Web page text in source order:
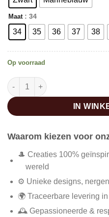
Maat : 34
34 35 36 37 38
Op voorraad
Steampunk laarzen met kant
IN
Waarom kiezen voor
🎩 Creaties 100%
wereld
⚙️ Unieke designs,
🌍 Traceerbare levering
🕰️ Gepassioneerde &